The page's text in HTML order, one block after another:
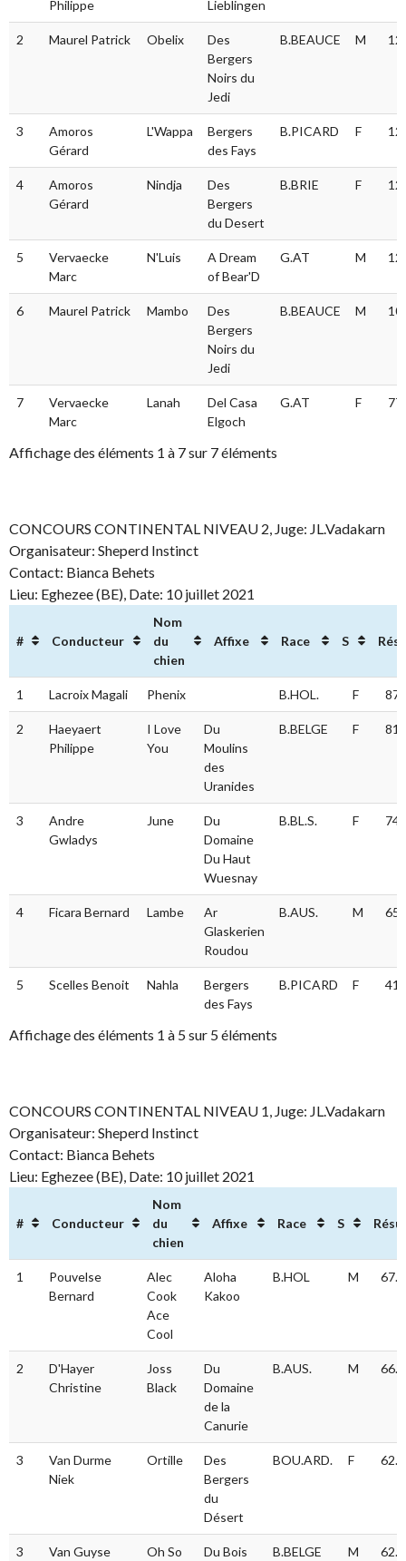
Philippe Lieblingen
2 Maurel Patrick Obelix
Des
Bergers
Noirs du
Jedi
B.BEAUCE M
3
Amoros
Gérard
L'Wappa
Bergers
des Fays
B.PICARD F
4
Amoros
Gérard
Nindja
Des
Bergers
du Desert
B.BRIE F
5
Vervaecke
Marc
N'Luis
A Dream
of Bear'D
G.AT M
6 Maurel Patrick Mambo
Des
Bergers
Noirs du
Jedi
B.BEAUCE M
7
Vervaecke
Marc
Lanah
Del Casa
Elgoch
G.AT F
Affichage des éléments 1 à 7 sur 7 éléments
CONCOURS CONTINENTAL NIVEAU 2, Juge: JL.Vadakarn
Organisateur: Sheperd Instinct
Contact: Bianca Behets
Lieu: Eghezee (BE), Date: 10 juillet 2021
# Conducteur
Nom
du
chien
Affixe Race S
# Conducteur
Nom
chien
Race S
1 Lacroix Magali Phenix B.HOL. F
2
Haeyaert
Philippe
I Love
You
Du
Moulins
des
Uranides
B.BELGE F
3
Andre
Gwladys
June
Du
Domaine
Du Haut
Wuesnay
B.BL.S. F
4 Ficara Bernard Lambe
Ar
Glaskerien
Roudou
B.AUS. M
5 Scelles Benoit Nahla
Bergers
des Fays
B.PICARD F
Affichage des éléments 1 à 5 sur 5 éléments
CONCOURS CONTINENTAL NIVEAU 1, Juge: JL.Vadakarn
Organisateur: Sheperd Instinct
Contact: Bianca Behets
Lieu: Eghezee (BE), Date: 10 juillet 2021
# Conducteur
Nom
du
chien
Affixe Race S
# Conducteur
Nom
du
chien
Affixe Race S
1
Pouvelse
Bernard
Alec
Cook
Ace
Cool
Aloha
Kakoo
B.HOL M 67.5
2
D'Hayer
Christine
Joss
Black
Du
Domaine
de la
Canurie
B.AUS. M 66.8
3
Van Durme
Niek
Ortille
Des
Bergers
du
Désert
BOU.ARD. F 62.5
3
Van Guyse
Oh So
Du Bois
B.BELGE M 62.5